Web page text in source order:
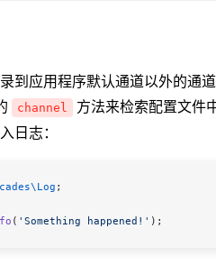
到应用程序默认通道以外的通
channel
方法来检索配置文件
日志：
Log ;
( 'Something happened!' );